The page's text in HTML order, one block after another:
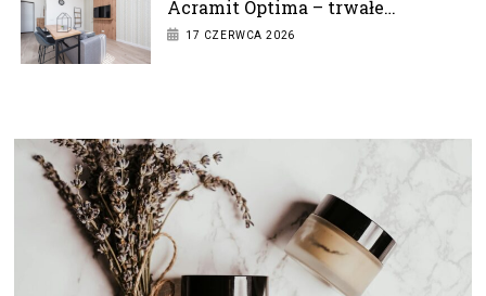
Acramit Optima – trwałe
zabezpieczenie w każdym
17 CZERWCA 2026